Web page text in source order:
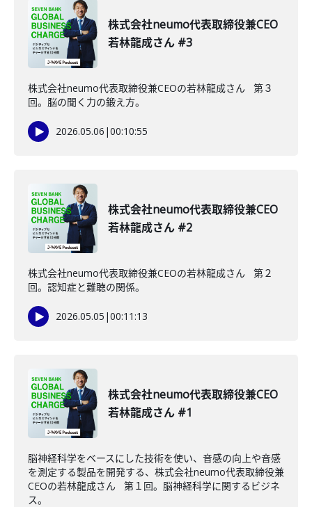
株式会社neumo代表取締役兼CEO
若林龍成さん #3
株式会社neumo代表取締役兼CEOの若林龍成さん 第３
回。脳の聞く力の鍛え方。
2026.05.06 |00:10:55
株式会社neumo代表取締役兼CEO
若林龍成さん #2
株式会社neumo代表取締役兼CEOの若林龍成さん 第２
回。認知症と難聴の関係。
2026.05.05 |00:11:13
株式会社neumo代表取締役兼CEO
若林龍成さん #1
脳神経科学をベースにした技術を使い、音感の向上や音感
を測定する製品を開発する、株式会社neumo代表取締役兼
CEOの若林龍成さん 第１回。脳神経科学に関するビジネ
ス。